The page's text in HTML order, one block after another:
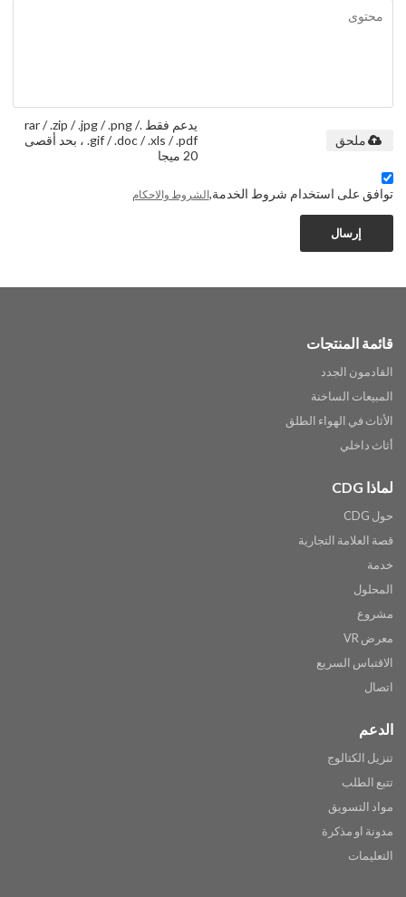
يدعم فقط .rar / .zip / .jpg / .png /
.gif / .doc / .xls / .pdf ، بحد أقصى
20 ميجا
ملحق
توافق على استخدام شروط الخدمة,الشروط والاحكام
إرسال
قائمة المنتجات
القادمون الجدد
المبيعات الساخنة
الأثاث في الهواء الطلق
أثاث داخلي
لماذا CDG
حول CDG
قصة العلامة التجارية
خدمة
المحلول
مشروع
معرض VR
الاقتباس السريع
اتصال
الدعم
تنزيل الكتالوج
تتبع الطلب
مواد التسويق
مدونة او مذكرة
التعليمات